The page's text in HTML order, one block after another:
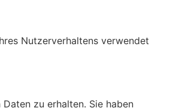
Nutzerverhaltens verwendet
zu erhalten. Sie haben